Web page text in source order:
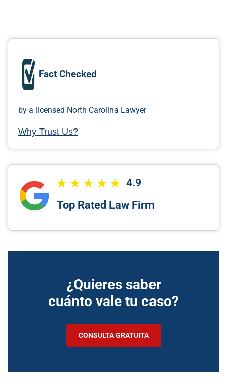
Fact Checked
by a licensed North Carolina Lawyer
Why Trust Us?
4.9
Top Rated Law Firm
¿Quieres saber
cuánto vale tu caso?
CONSULTA GRATUITA